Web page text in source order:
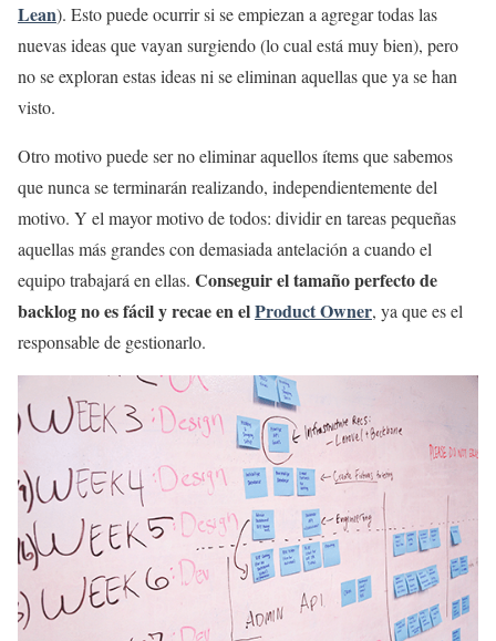
Lean). Esto puede ocurrir si se empiezan a agregar todas las
nuevas ideas que vayan surgiendo (lo cual está muy bien), pero
no se exploran estas ideas ni se eliminan aquellas que ya se han
visto.
Otro motivo puede ser no eliminar aquellos ítems que sabemos
que nunca se terminarán realizando, independientemente del
motivo. Y el mayor motivo de todos: dividir en tareas pequeñas
aquellas más grandes con demasiada antelación a cuando el
equipo trabajará en ellas. Conseguir el tamaño perfecto de
backlog no es fácil y recae en elProduct Owner, ya que es el
responsable de gestionarlo.